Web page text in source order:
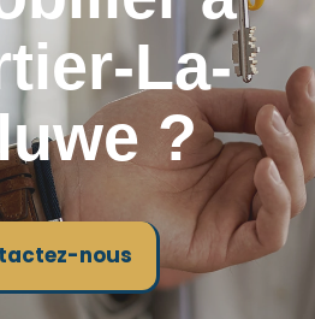
La-
?
nous